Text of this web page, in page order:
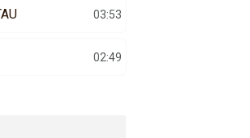
03:53
02:49